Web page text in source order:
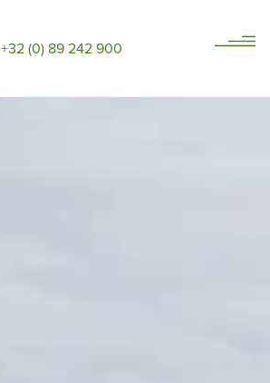
+32 (0) 89 242 900